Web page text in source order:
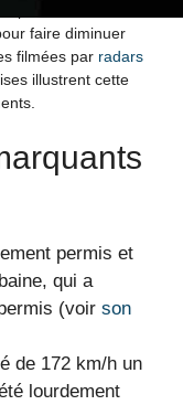
présence,
faire diminuer
filmées par radars
illustrent cette
permis et
qui a
(voir son
de 172 km/h un
lourdement